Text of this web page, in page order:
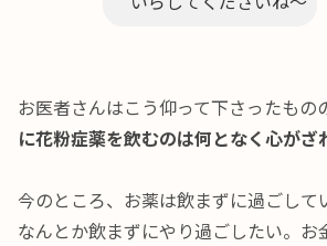
お医者さんはこう仰って下さったもの
に花粉症薬を飲むのは何となく心がざ
今のところ、お薬は飲まずに過ごして
なんとか飲まずにやり過ごしたい。お